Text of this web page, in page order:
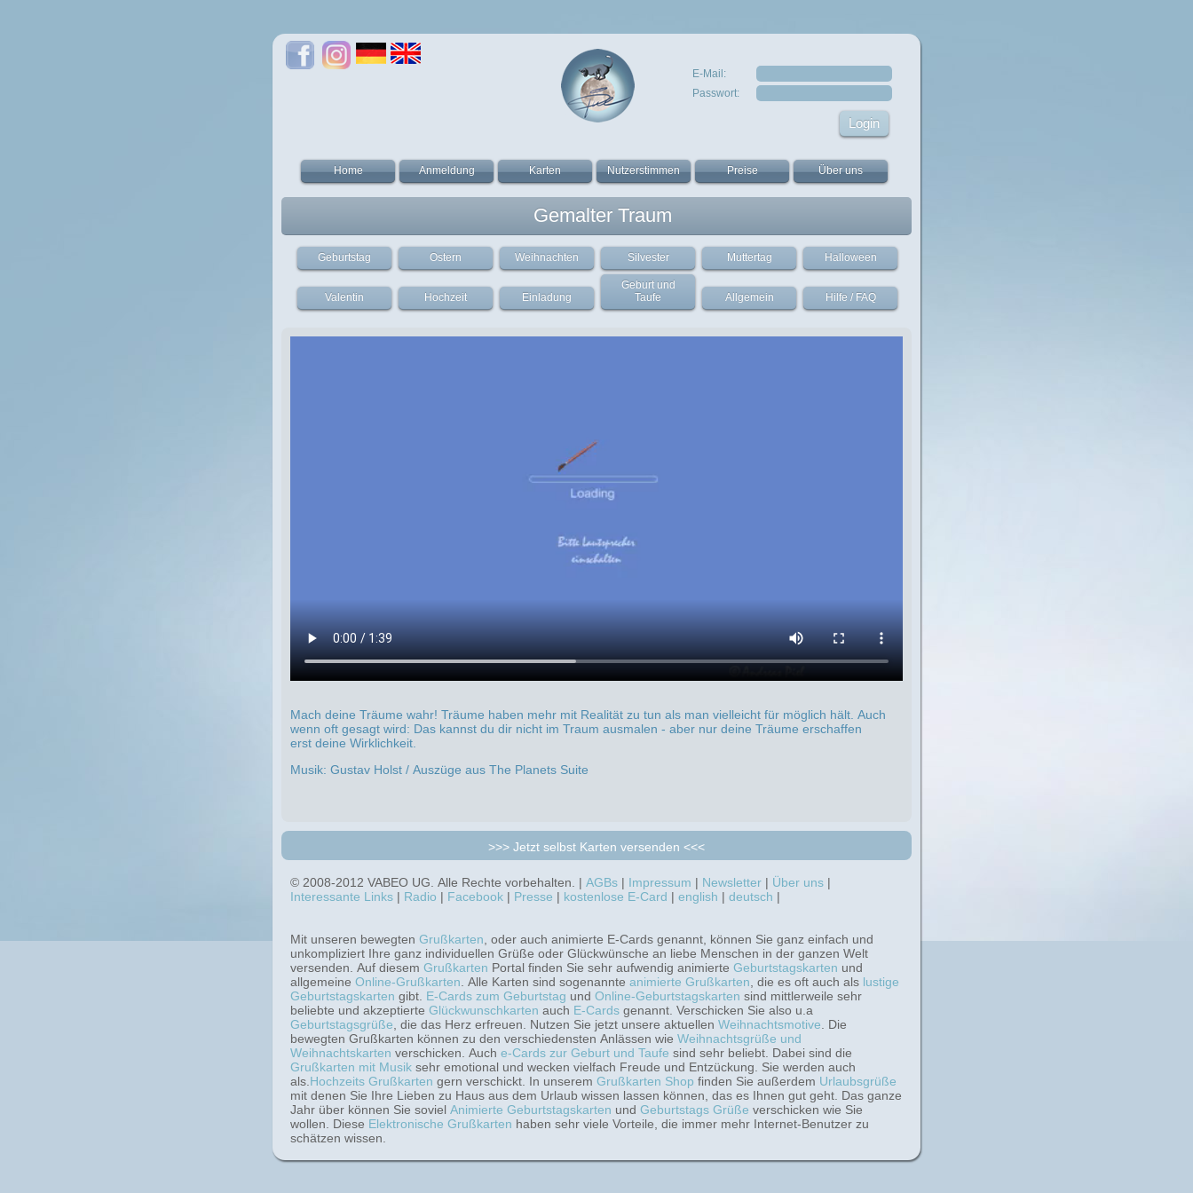
E-Mail:
Passwort:
Home Anmeldung Karten Nutzerstimmen Preise Über uns
Gemalter Traum
Geburtstag Ostern Weihnachten Silvester Muttertag Halloween
Valentin Hochzeit Einladung
Geburt und
Taufe
Allgemein Hilfe / FAQ
Mach deine Träume wahr! Träume haben mehr mit Realität zu tun als man vielleicht für möglich hält. Auch
wenn oft gesagt wird: Das kannst du dir nicht im Traum ausmalen - aber nur deine Träume erschaffen
erst deine Wirklichkeit.
Musik: Gustav Holst / Auszüge aus The Planets Suite
>>> Jetzt selbst Karten versenden <<<
© 2008-2012 VABEO UG. Alle Rechte vorbehalten. | AGBs | Impressum | Newsletter | Über uns |
Interessante Links | Radio | Facebook | Presse | kostenlose E-Card | english | deutsch |
Mit unseren bewegten Grußkarten , oder auch animierte E-Cards genannt, können Sie ganz einfach und
unkompliziert Ihre ganz individuellen Grüße oder Glückwünsche an liebe Menschen in der ganzen Welt
versenden. Auf diesem Grußkarten Portal finden Sie sehr aufwendig animierte Geburtstagskarten und
allgemeine Online-Grußkarten . Alle Karten sind sogenannte animierte Grußkarten , die es oft auch als lustige
Geburtstagskarten gibt. E-Cards zum Geburtstag und Online-Geburtstagskarten sind mittlerweile sehr
beliebte und akzeptierte Glückwunschkarten auch E-Cards genannt. Verschicken Sie also u.a
Geburtstagsgrüße , die das Herz erfreuen. Nutzen Sie jetzt unsere aktuellen Weihnachtsmotive . Die
bewegten Grußkarten können zu den verschiedensten Anlässen wie Weihnachtsgrüße und
Weihnachtskarten verschicken. Auch e-Cards zur Geburt und Taufe
sind sehr beliebt. Dabei sind die
Grußkarten mit Musik sehr emotional und wecken vielfach Freude und Entzückung. Sie werden auch
als. Hochzeits Grußkarten gern verschickt. In unserem Grußkarten Shop finden Sie außerdem Urlaubsgrüße
mit denen Sie Ihre Lieben zu Haus aus dem Urlaub wissen lassen können, das es Ihnen gut geht. Das ganze
Jahr über können Sie soviel Animierte Geburtstagskarten und Geburtstags Grüße verschicken wie Sie
wollen. Diese Elektronische Grußkarten haben sehr viele Vorteile, die immer mehr Internet-Benutzer zu
schätzen wissen.